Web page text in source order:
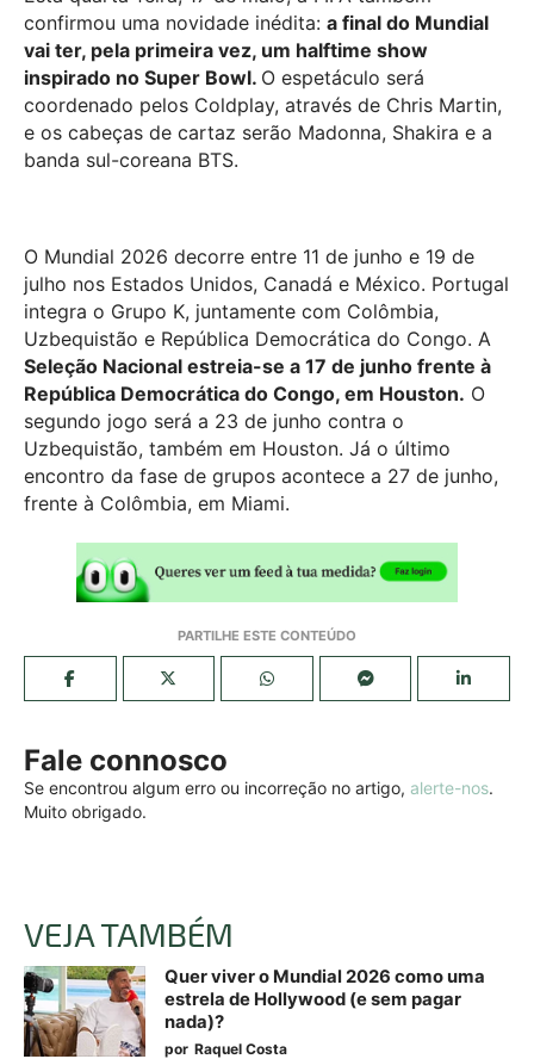
confirmou uma novidade inédita: a final do Mundial
vai ter, pela primeira vez, um halftime show
inspirado no Super Bowl. O espetáculo será
coordenado pelos Coldplay, através de Chris Martin,
e os cabeças de cartaz serão Madonna, Shakira e a
banda sul-coreana BTS.
O Mundial 2026 decorre entre 11 de junho e 19 de
julho nos Estados Unidos, Canadá e México. Portugal
integra o Grupo K, juntamente com Colômbia,
Uzbequistão e República Democrática do Congo. A
Seleção Nacional estreia-se a 17 de junho frente à
República Democrática do Congo, em Houston. O
segundo jogo será a 23 de junho contra o
Uzbequistão, também em Houston. Já o último
encontro da fase de grupos acontece a 27 de junho,
frente à Colômbia, em Miami.
Fale connosco
Se encontrou algum erro ou incorreção no artigo, alerte-nos.
Muito obrigado.
VEJA TAMBÉM
Quer viver o Mundial 2026 como uma
estrela de Hollywood (e sem pagar
nada)?
por Raquel Costa